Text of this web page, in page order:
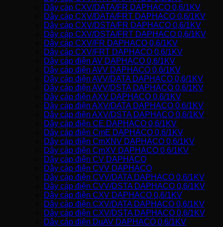
Dây cáp CXV/DATA/FR DAPHACO 0,6/1KV
Dây cáp CXV/DATA/FRT DAPHACO 0,6/1KV
Dây cáp CXV/DSTA/FR DAPHACO 0,6/1KV
Dây cáp CXV/DSTA/FRT DAPHACO 0,6/1KV
Dây cáp CXV/FR DAPHACO 0,6/1KV
Dây cáp CXV/FRT DAPHACO 0,6/1KV
Dây cáp điện AV DAPHACO 0,6/1KV
Dây cáp điện AVV DAPHACO 0,6/1KV
Dây cáp điện AVV/DATA DAPHACO 0,6/1KV
Dây cáp điện AVV/DSTA DAPHACO 0,6/1KV
Dây cáp điện AXV DAPHACO 0,6/1KV
Dây cáp điện AXV/DATA DAPHACO 0,6/1KV
Dây cáp điện AXV/DSTA DAPHACO 0,6/1KV
Dây cáp điện CE DAPHACO 0,6/1KV
Dây cáp điện CmE DAPHACO 0,6/1KV
Dây cáp điện CmXNV DAPHACO 0,6/1KV
Dây cáp điện CmXV DAPHACO 0,6/1KV
Dây cáp điện CV DAPHACO
Dây cáp điện CVV DAPHACO
Dây cáp điện CVV/DATA DAPHACO 0,6/1KV
Dây cáp điện CVV/DSTA DAPHACO 0,6/1KV
Dây cáp điện CXV DAPHACO 0,6/1KV
Dây cáp điện CXV/DATA DAPHACO 0,6/1KV
Dây cáp điện CXV/DSTA DAPHACO 0,6/1KV
Dây cáp điện DuAV DAPHACO 0,6/1KV